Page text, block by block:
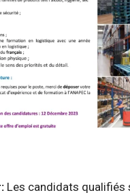
Les candidats qualifiés